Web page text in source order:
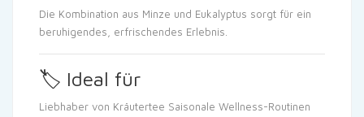
Die Kombination aus Minze und Eukalyptus sorgt für ein
beruhigendes, erfrischendes Erlebnis.
🏷 Ideal für
Liebhaber von Kräutertee Saisonale Wellness-Routinen